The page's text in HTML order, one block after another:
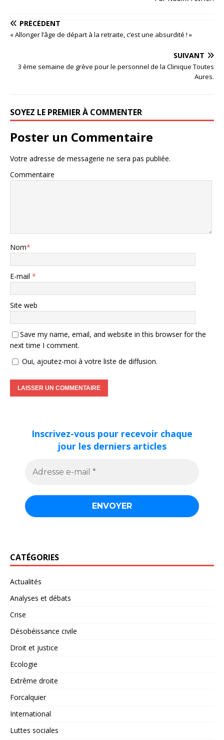
PRÉCÉDENT
« Allonger l’âge de départ à la retraite, c’est une absurdité ! »
SUIVANT
3 ème semaine de grève pour le personnel de la Clinique Toutes
Aures.
SOYEZ LE PREMIER À COMMENTER
Poster un Commentaire
Votre adresse de messagerie ne sera pas publiée.
Commentaire
Nom*
E-mail *
Site web
Save my name, email, and website in this browser for the
next time I comment.
Oui, ajoutez-moi à votre liste de diffusion.
Inscrivez-vous pour recevoir chaque
jour les derniers articles
CATÉGORIES
Actualités
Analyses et débats
Crise
Désobéissance civile
Droit et justice
Ecologie
Extrême droite
Forcalquier
International
Luttes sociales